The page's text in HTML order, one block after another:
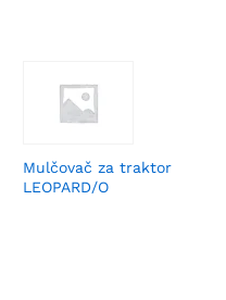
Mulčovač za traktor
LEOPARD/O